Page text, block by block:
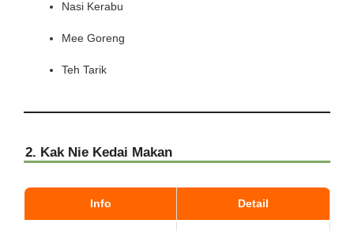
Nasi Kerabu
Mee Goreng
Teh Tarik
2. Kak Nie Kedai Makan
Info Detail